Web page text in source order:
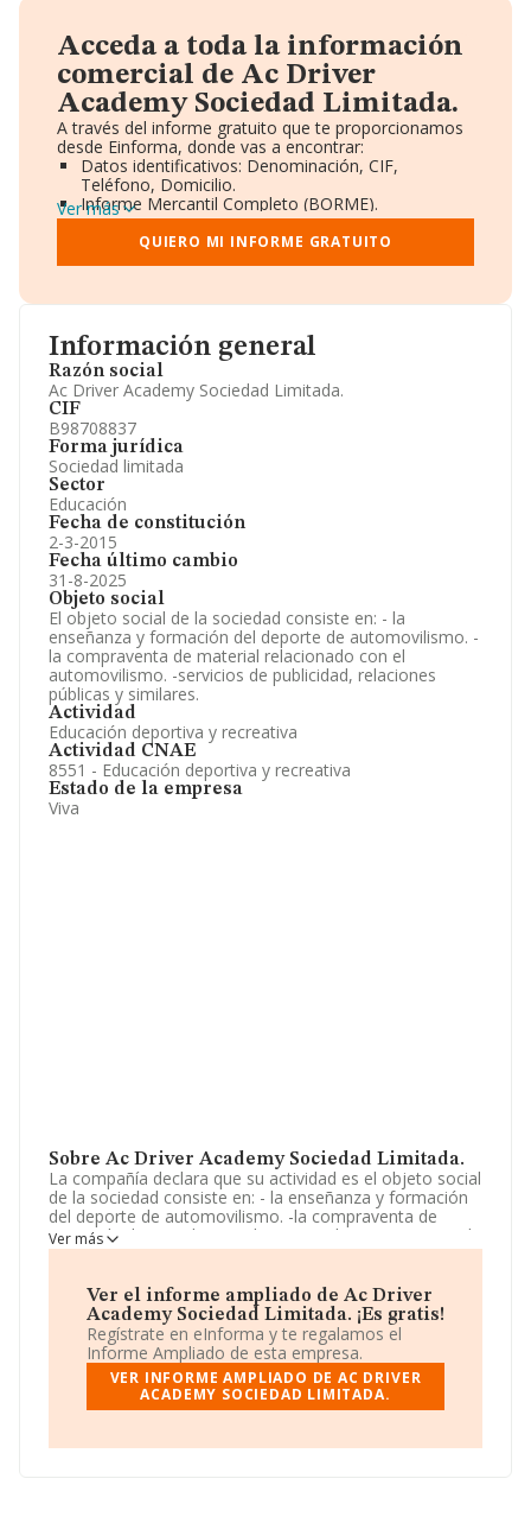
Información general
Razón social
Ac Driver Academy Sociedad Limitada.
CIF
B98708837
Forma jurídica
Sociedad limitada
Sector
Educación
Fecha de constitución
2-3-2015
Fecha último cambio
31-8-2025
Objeto social
El objeto social de la sociedad consiste en: - la
enseñanza y formación del deporte de automovilismo. -
la compraventa de material relacionado con el
automovilismo. -servicios de publicidad, relaciones
públicas y similares.
Actividad
Educación deportiva y recreativa
Actividad CNAE
8551 - Educación deportiva y recreativa
Estado de la empresa
Viva
Sobre Ac Driver Academy Sociedad Limitada.
La compañía declara que su actividad es el objeto social
de la sociedad consiste en: - la enseñanza y formación
del deporte de automovilismo. -la compraventa de
material relacionado con el automovilismo. -servicios de
publicidad, relaciones públicas y similares. La empresa
corresponde a 8551 con código 'Educación deportiva y
recreativa'. La empresa no tiene actividad en mercados
exteriores.
La plantilla ha crecido un 100% y atendiendo a los datos
disponibles en INFORMA, el número de empleados de la
compañía ha estado por debajo de la media de sector.
Acerca de la información en los distintos rankings: la
Ver más
Ver el informe ampliado de Ac Driver
Academy Sociedad Limitada. ¡Es gratis!
Regístrate en eInforma y te regalamos el
Informe Ampliado de esta empresa.
VER INFORME AMPLIADO DE AC DRIVER
ACADEMY SOCIEDAD LIMITADA.
Acceda a toda la información
comercial de Ac Driver
Academy Sociedad Limitada.
A través del informe gratuito que te proporcionamos
desde Einforma, donde vas a encontrar:
Datos identificativos: Denominación, CIF,
Teléfono, Domicilio.
Informe Mercantil Completo (BORME).
Gráficos de Evolución Ventas y Empleados.
Consejo de Administración y Administradores.
Directivos y Ejecutivos.
Información oficial y registral complementaria.
Ver más
QUIERO MI INFORME GRATUITO